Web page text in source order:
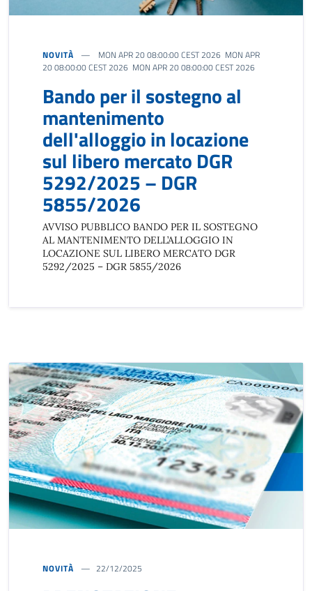
NOVITÀ
MON APR 20 08:00:00 CEST 2026 MON APR
20 08:00:00 CEST 2026 MON APR 20 08:00:00 CEST 2026
Bando per il sostegno al
mantenimento
dell'alloggio in locazione
sul libero mercato DGR
5292/2025 – DGR
5855/2026
AVVISO PUBBLICO BANDO PER IL SOSTEGNO
AL MANTENIMENTO DELL’ALLOGGIO IN
LOCAZIONE SUL LIBERO MERCATO DGR
5292/2025 – DGR 5855/2026
NOVITÀ 22/12/2025